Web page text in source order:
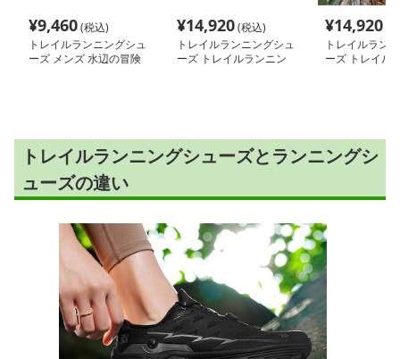
¥9,460(税込)
トレイルランニングシュ
ーズ メンズ 水辺の冒険
¥14,920(税込)
トレイルランニングシュ
ーズ トレイルランニン
¥14,920
トレイルラン
ーズ トレイル
トレイルランニングシューズとランニングシ
ューズの違い